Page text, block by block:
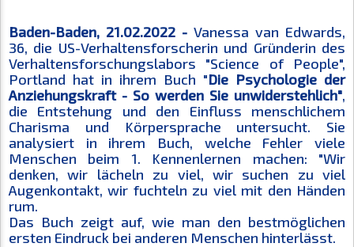
Baden-Baden, 21.02.2022 - Vanessa van Edwards,
36, die US-Verhaltensforscherin und Gründerin des
Verhaltensforschungslabors "Science of People",
Portland hat in ihrem Buch "Die Psychologie der
Anziehungskraft - So werden Sie unwiderstehlich",
die Entstehung und den Einfluss menschlichem
Charisma und Körpersprache untersucht. Sie
analysiert in ihrem Buch, welche Fehler viele
Menschen beim 1. Kennenlernen machen: "Wir
denken, wir lächeln zu viel, wir suchen zu viel
Augenkontakt, wir fuchteln zu viel mit den Händen
rum.
Das Buch zeigt auf, wie man den bestmöglichen
ersten Eindruck bei anderen Menschen hinterlässt.